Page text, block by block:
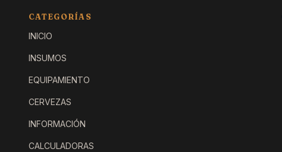
CATEGORÍAS
INICIO
INSUMOS
EQUIPAMIENTO
CERVEZAS
INFORMACIÓN
CALCULADORAS